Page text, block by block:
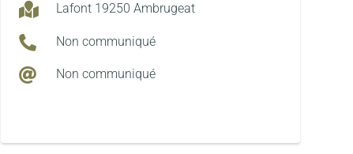
 Lafont 19250 Ambrugeat
 Non communiqué
 Non communiqué